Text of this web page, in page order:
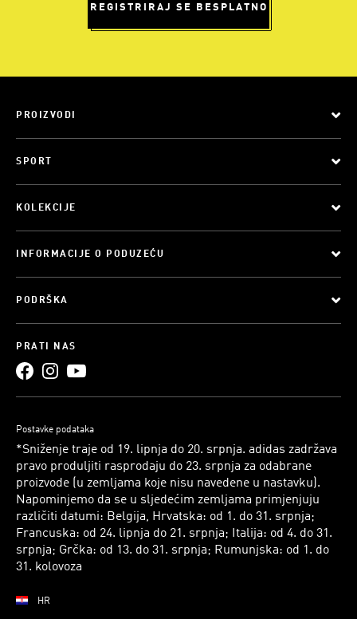
REGISTRIRAJ SE BESPLATNO
PROIZVODI
SPORT
KOLEKCIJE
INFORMACIJE O PODUZEĆU
PODRŠKA
PRATI NAS
Postavke podataka
*Sniženje traje od 19. lipnja do 20. srpnja. adidas zadržava
pravo produljiti rasprodaju do 23. srpnja za odabrane
proizvode (u zemljama koje nisu navedene u nastavku).
Napominjemo da se u sljedećim zemljama primjenjuju
različiti datumi: Belgija, Hrvatska: od 1. do 31. srpnja;
Francuska: od 24. lipnja do 21. srpnja; Italija: od 4. do 31.
srpnja; Grčka: od 13. do 31. srpnja; Rumunjska: od 1. do
31. kolovoza
HR